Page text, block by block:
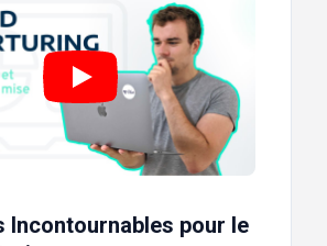
Incontournables pour le